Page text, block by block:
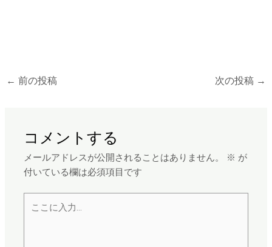
← 前の投稿 次の投稿 →
コメントする
メールアドレスが公開されることはありません。 ※ が
付いている欄は必須項目です
こ